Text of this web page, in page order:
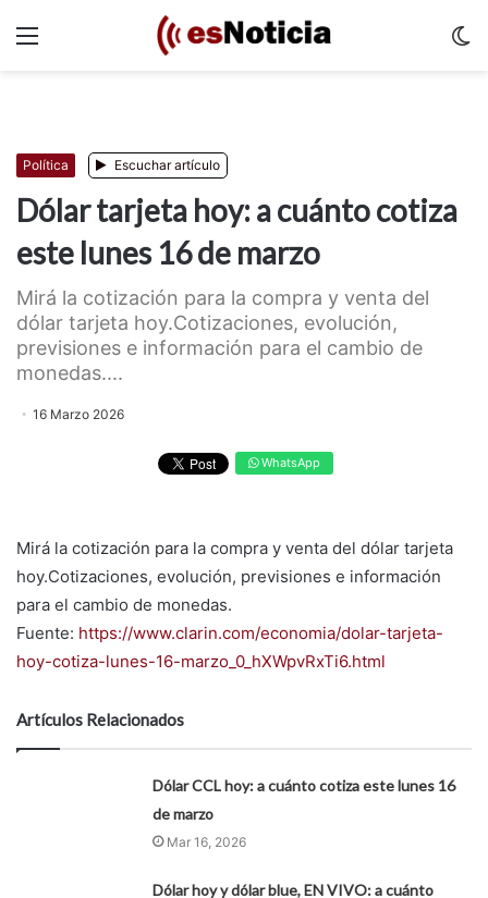
Política Escuchar artículo
Dólar tarjeta hoy: a cuánto cotiza
este lunes 16 de marzo
Mirá la cotización para la compra y venta del
dólar tarjeta hoy.Cotizaciones, evolución,
previsiones e información para el cambio de
monedas....
16 Marzo 2026
WhatsApp
Mirá la cotización para la compra y venta del dólar tarjeta
hoy.Cotizaciones, evolución, previsiones e información
para el cambio de monedas.
Fuente: https://www.clarin.com/economia/dolar-tarjeta-
hoy-cotiza-lunes-16-marzo_0_hXWpvRxTi6.html
Artículos Relacionados
Dólar CCL hoy: a cuánto cotiza este lunes 16
de marzo
Mar 16, 2026
Dólar hoy y dólar blue, EN VIVO: a cuánto